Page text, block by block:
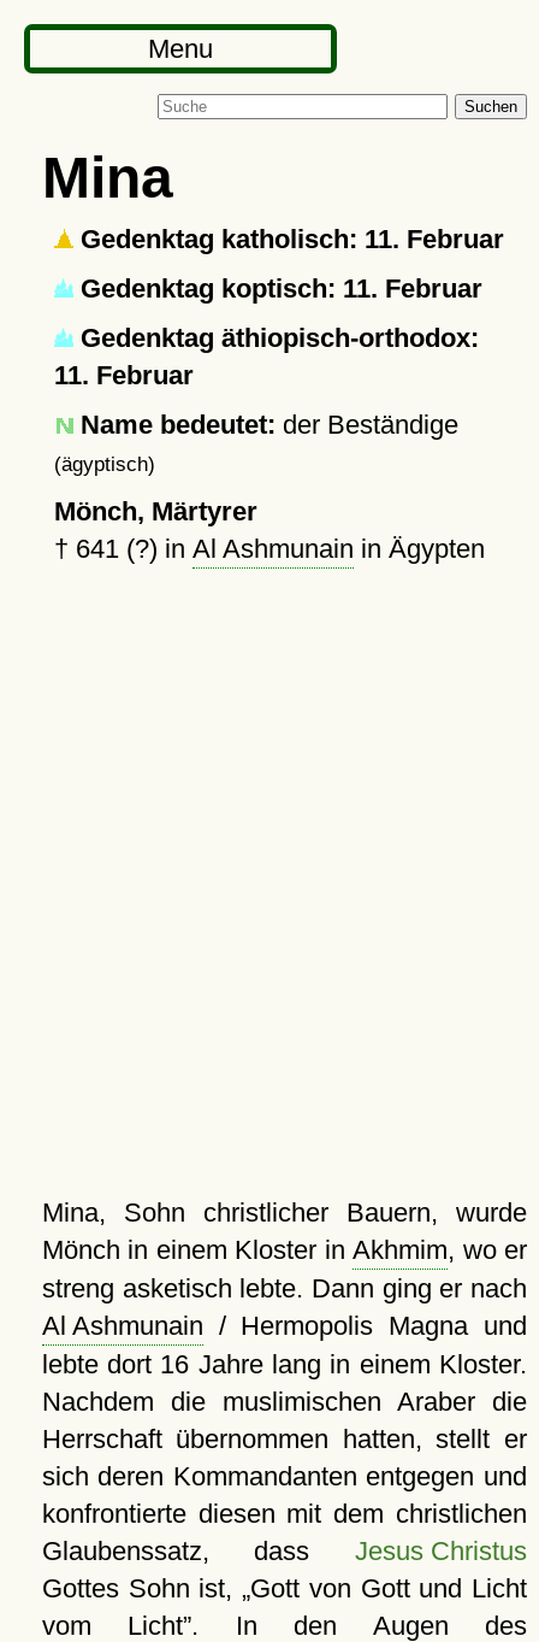
Menu
Suchen
Mina
Gedenktag katholisch: 11. Februar
Gedenktag koptisch: 11. Februar
Gedenktag äthiopisch-orthodox:
11. Februar
Name bedeutet: der Beständige
(ägyptisch)
Mönch, Märtyrer
† 641 (?) in Al Ashmunain in Ägypten
Mina, Sohn christlicher Bauern, wurde
Mönch in einem Kloster inAkhmim, wo er
streng asketisch lebte. Dann ging er nach
Al Ashmunain / Hermopolis Magna und
lebte dort 16 Jahre lang in einem Kloster.
Nachdem die muslimischen Araber die
Herrschaft übernommen hatten, stellt er
sich deren Kommandanten entgegen und
konfrontierte diesen mit dem christlichen
Glaubenssatz, dass Jesus Christus
Gottes Sohn ist, Gott von Gott und Licht
vom Licht . In den Augen des